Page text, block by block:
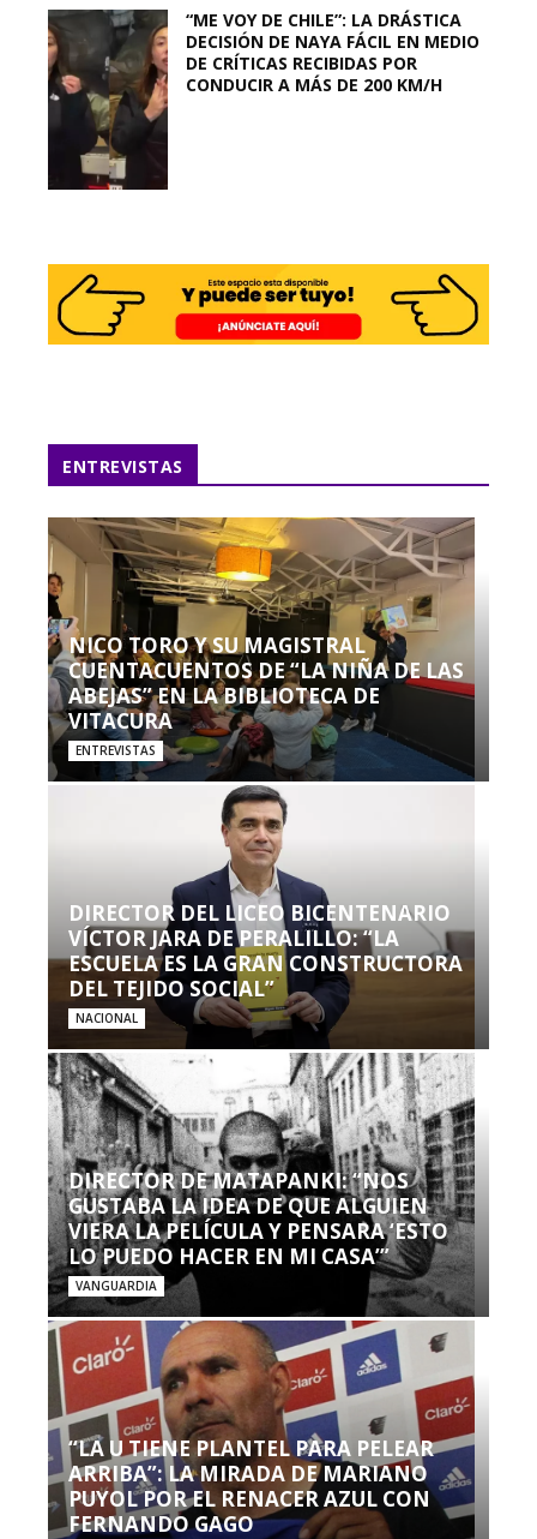
“ME VOY DE CHILE”: LA DRÁSTICA
DECISIÓN DE NAYA FÁCIL EN MEDIO
DE CRÍTICAS RECIBIDAS POR
CONDUCIR A MÁS DE 200 KM/H
ENTREVISTAS
NICO TORO Y SU MAGISTRAL
CUENTACUENTOS DE “LA NIÑA DE LAS
ABEJAS” EN LA BIBLIOTECA DE
VITACURA
ENTREVISTAS
DIRECTOR DEL LICEO BICENTENARIO
VÍCTOR JARA DE PERALILLO: “LA
ESCUELA ES LA GRAN CONSTRUCTORA
DEL TEJIDO SOCIAL”
NACIONAL
DIRECTOR DE MATAPANKI: “NOS
GUSTABA LA IDEA DE QUE ALGUIEN
VIERA LA PELÍCULA Y PENSARA ‘ESTO
LO PUEDO HACER EN MI CASA’”
VANGUARDIA
“LA U TIENE PLANTEL PARA PELEAR
ARRIBA”: LA MIRADA DE MARIANO
PUYOL POR EL RENACER AZUL CON
FERNANDO GAGO